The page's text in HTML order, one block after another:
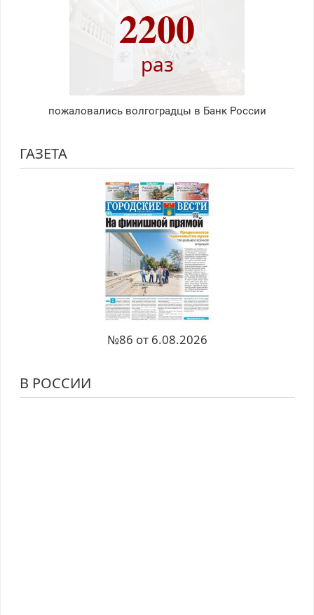
2200
раз
пожаловались волгоградцы в Банк России
ГАЗЕТА
№86 от 6.08.2026
В РОССИИ